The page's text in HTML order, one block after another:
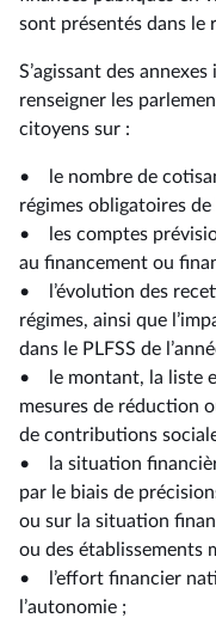
sont présentés dans le
S’agissant des
renseigner les
citoyens sur :
• le nombre de
régimes obligatoires de
• les comptes
au financement ou
• l’évolution des
régimes, ainsi que
dans le PLFSS de
• le montant, la liste
mesures de réduction
de contributions
• la situation
par le biais de
ou sur la situation
ou des établissements
• l’effort financier
l’autonomie ;